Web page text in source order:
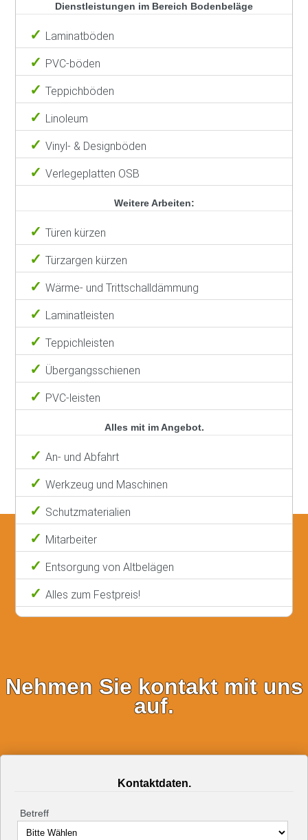
Dienstleistungen im Bereich Bodenbeläge
Laminatböden
PVC-böden
Teppichböden
Linoleum
Vinyl- & Designböden
Verlegeplatten OSB
Weitere Arbeiten:
Türen kürzen
Türzargen kürzen
Wärme- und Trittschalldämmung
Laminatleisten
Teppichleisten
Übergangsschienen
PVC-leisten
Alles mit im Angebot.
An- und Abfahrt
Werkzeug und Maschinen
Schutzmaterialien
Mitarbeiter
Entsorgung von Altbelägen
Alles zum Festpreis!
Nehmen Sie kontakt mit uns
auf.
Kontaktdaten.
Betreff